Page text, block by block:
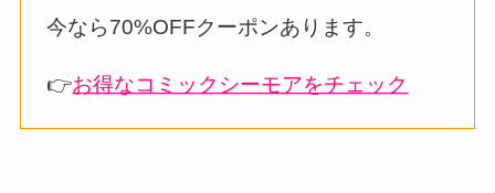
今なら70%OFFクーポンあります。
👉お得なコミックシーモアをチェック